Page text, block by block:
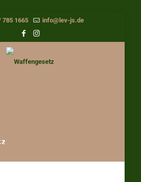
785 1665 info@lev-js.de